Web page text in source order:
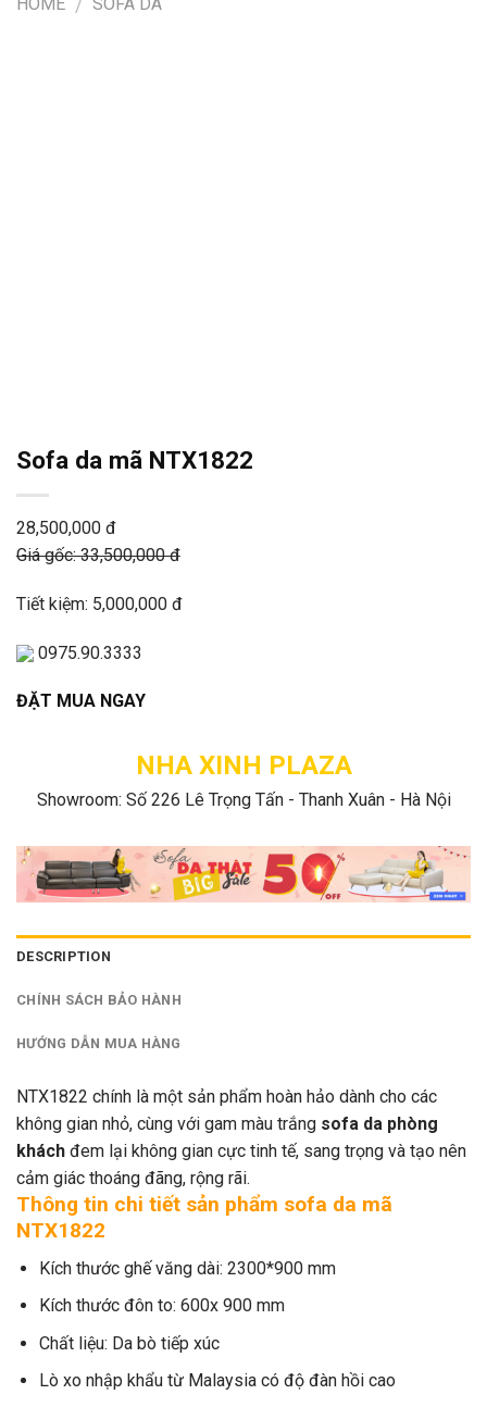
HOME / SOFA DA
Sofa da mã NTX1822
28,500,000 đ
Giá gốc: 33,500,000 đ
Tiết kiệm: 5,000,000 đ
0975.90.3333
ĐẶT MUA NGAY
NHA XINH PLAZA
Showroom: Số 226 Lê Trọng Tấn - Thanh Xuân - Hà Nội
DESCRIPTION
CHÍNH SÁCH BẢO HÀNH
HƯỚNG DẪN MUA HÀNG
NTX1822 chính là một sản phẩm hoàn hảo dành cho các
không gian nhỏ, cùng với gam màu trắng sofa da phòng
khách đem lại không gian cực tinh tế, sang trọng và tạo nên
cảm giác thoáng đãng, rộng rãi.
Thông tin chi tiết sản phẩm sofa da mã
NTX1822
Kích thước ghế văng dài: 2300*900 mm
Kích thước đôn to: 600x 900 mm
Chất liệu: Da bò tiếp xúc
Lò xo nhập khẩu từ Malaysia có độ đàn hồi cao